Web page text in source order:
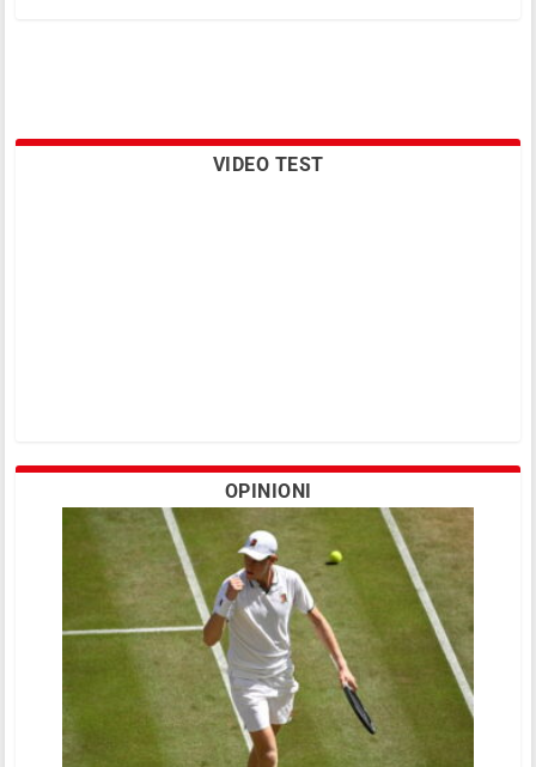
VIDEO TEST
OPINIONI